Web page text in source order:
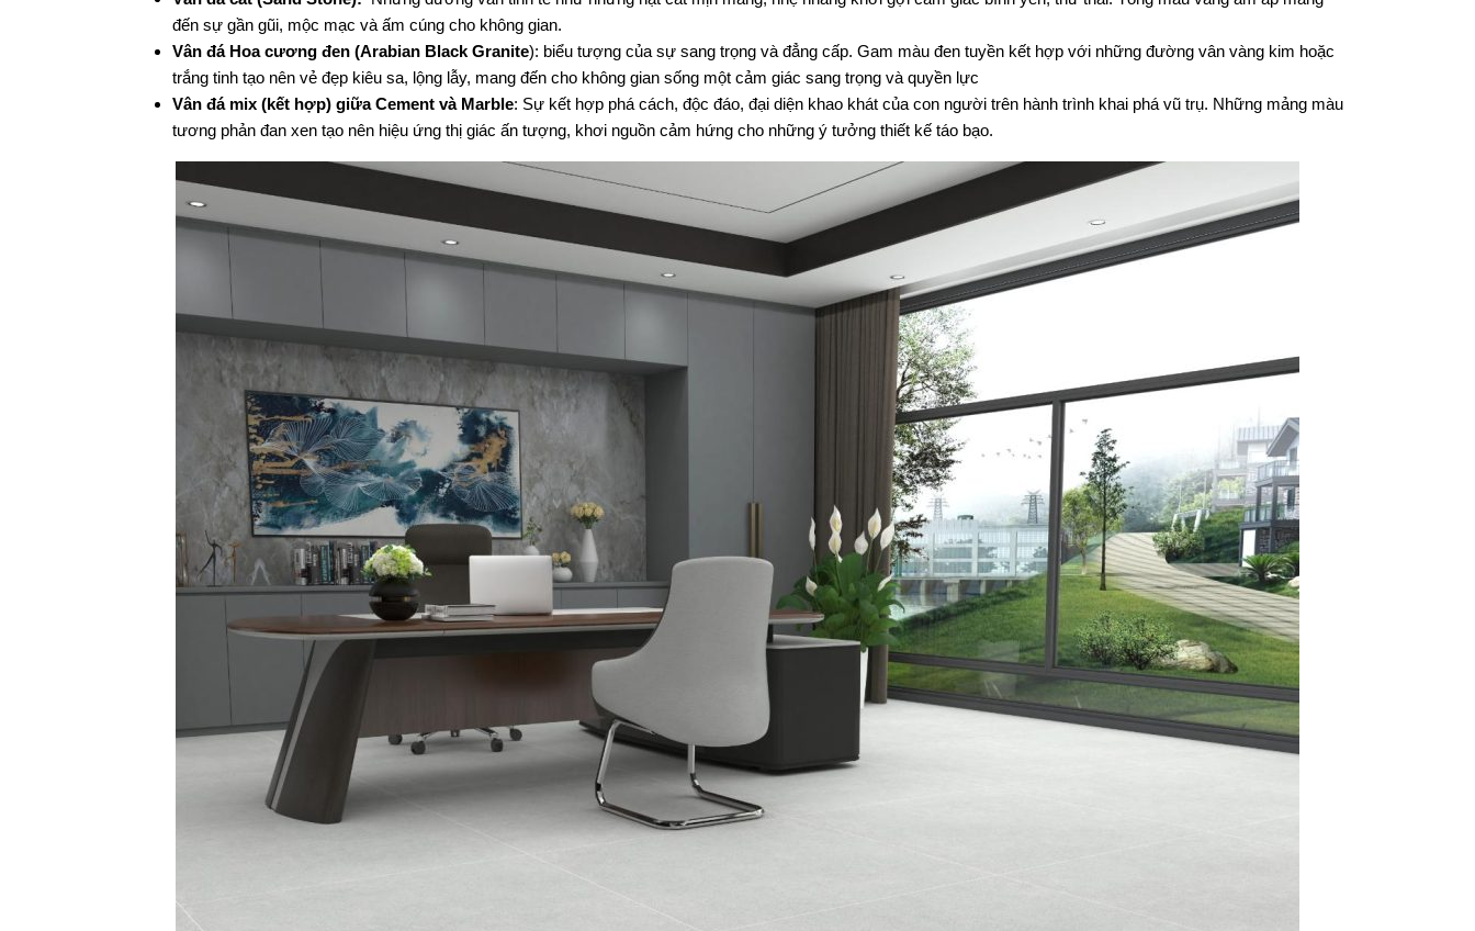
đến sự gần gũi, mộc mạc và ấm cúng cho không gian.
Vân đáHoacương đen (Arabian Black Granite): biểu tượng của sự sang trọng và đẳng cấp. Gam màu đen tuyền kết hợp với những đường vân vàng kim hoặc
trắng tinh tạo nên vẻ đẹp kiêu sa, lộng lẫy, mang đến cho không gian sống một cảm giác sang trọng và quyền lực
Vân đámix (kết hợp) giữa Cement và Marble: Sự kết hợp phá cách, độc đáo, đại diện khao khát của con người trên hành trình khai phá vũ trụ. Những mảng màu
tương phản đan xen tạo nên hiệu ứng thị giác ấn tượng, khơi nguồn cảm hứng cho những ý tưởng thiết kế táo bạo.